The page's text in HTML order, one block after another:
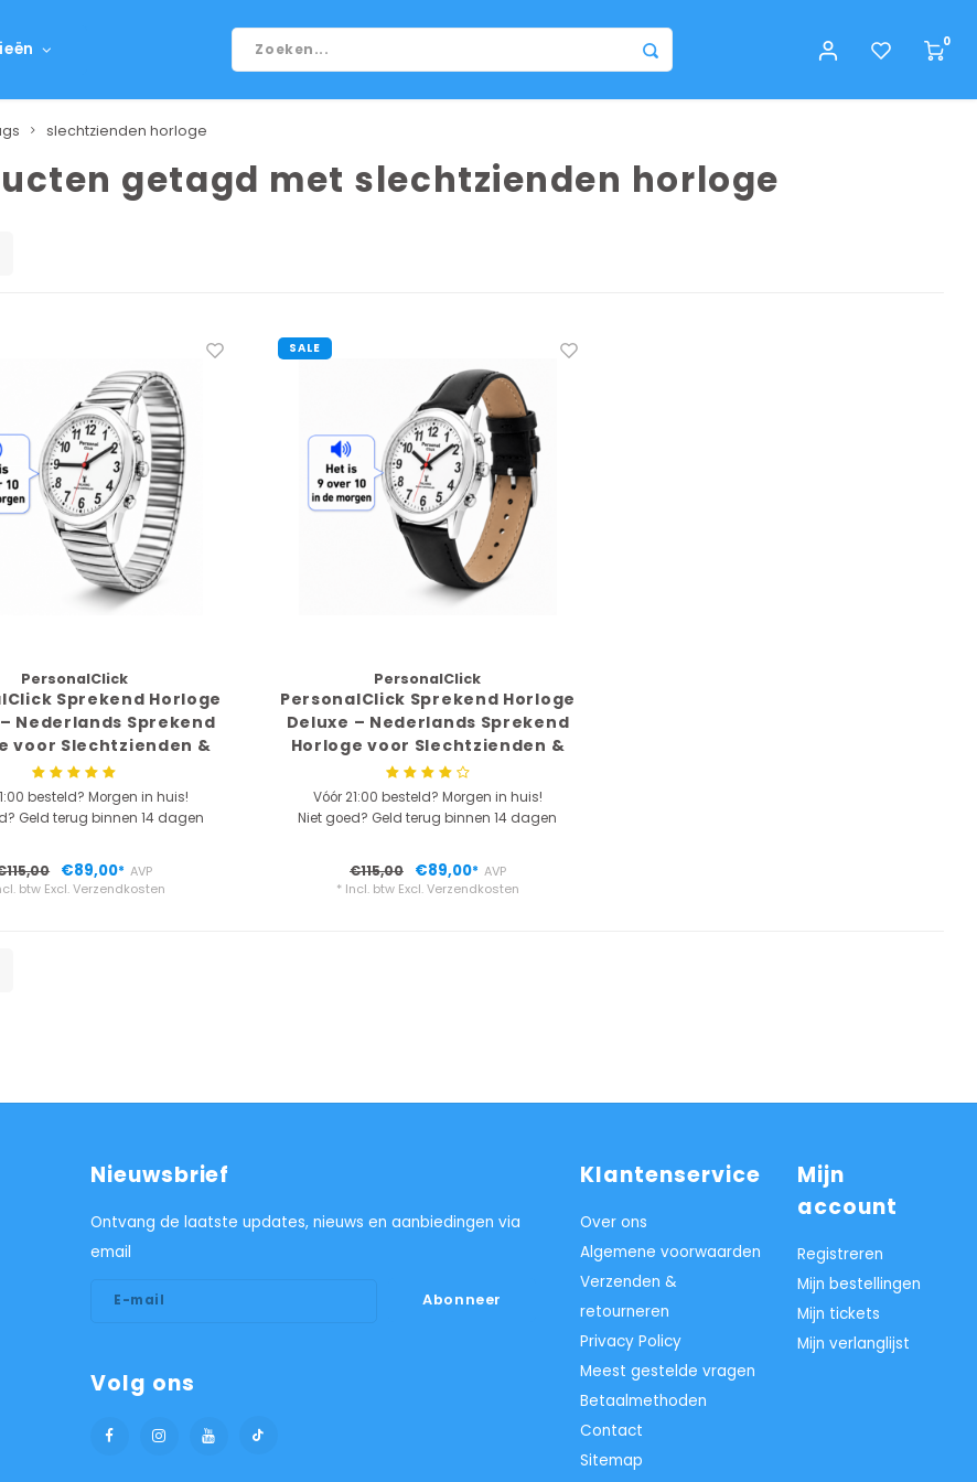
0
slechtzienden horloge
getagd met slechtzienden horloge
PersonalClick
Sprekend Horloge
Nederlands Sprekend
voor Slechtzienden &
Spreekt Tijd en Datum –
Band – Zilver
besteld? Morgen in huis!
Geld terug binnen 14 dagen
€89,00* AVP
btw Excl.Verzendkosten
SALE
PersonalClick
PersonalClick Sprekend Horloge
Deluxe – Nederlands Sprekend
Horloge voor Slechtzienden &
Blinden – Spreekt Tijd en Datum –
lederen Band – Zwart
Vóór 21:00 besteld? Morgen in huis!
Niet goed? Geld terug binnen 14 dagen
€115,00 €89,00* AVP
* Incl. btw Excl.Verzendkosten
Nieuwsbrief
Ontvang de laatste updates, nieuws en aanbiedingen via
email
Abonneer
Volg ons
Klantenservice
Over ons
Algemene voorwaarden
Verzenden &
retourneren
Privacy Policy
Meest gestelde vragen
Betaalmethoden
Contact
Sitemap
Mijn
account
Registreren
Mijn bestellingen
Mijn tickets
Mijn verlanglijst